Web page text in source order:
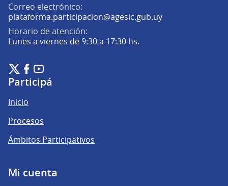
Correo electrónico:
plataforma.participacion@agesic.gub.uy(Abrir en una
Horario de atención:
Lunes a viernes de 9:30 a 17:30 hs.
Plataforma de Participación Ciudadana Digital en X
(Enlace externo)
Plataforma de Participación Ciudadana Digital en Facebook
(Enlace externo)
Plataforma de Participación Ciudadana Digital en
(Enlace externo)
Participá
Inicio
Procesos
Ámbitos Participativos
Mi cuenta